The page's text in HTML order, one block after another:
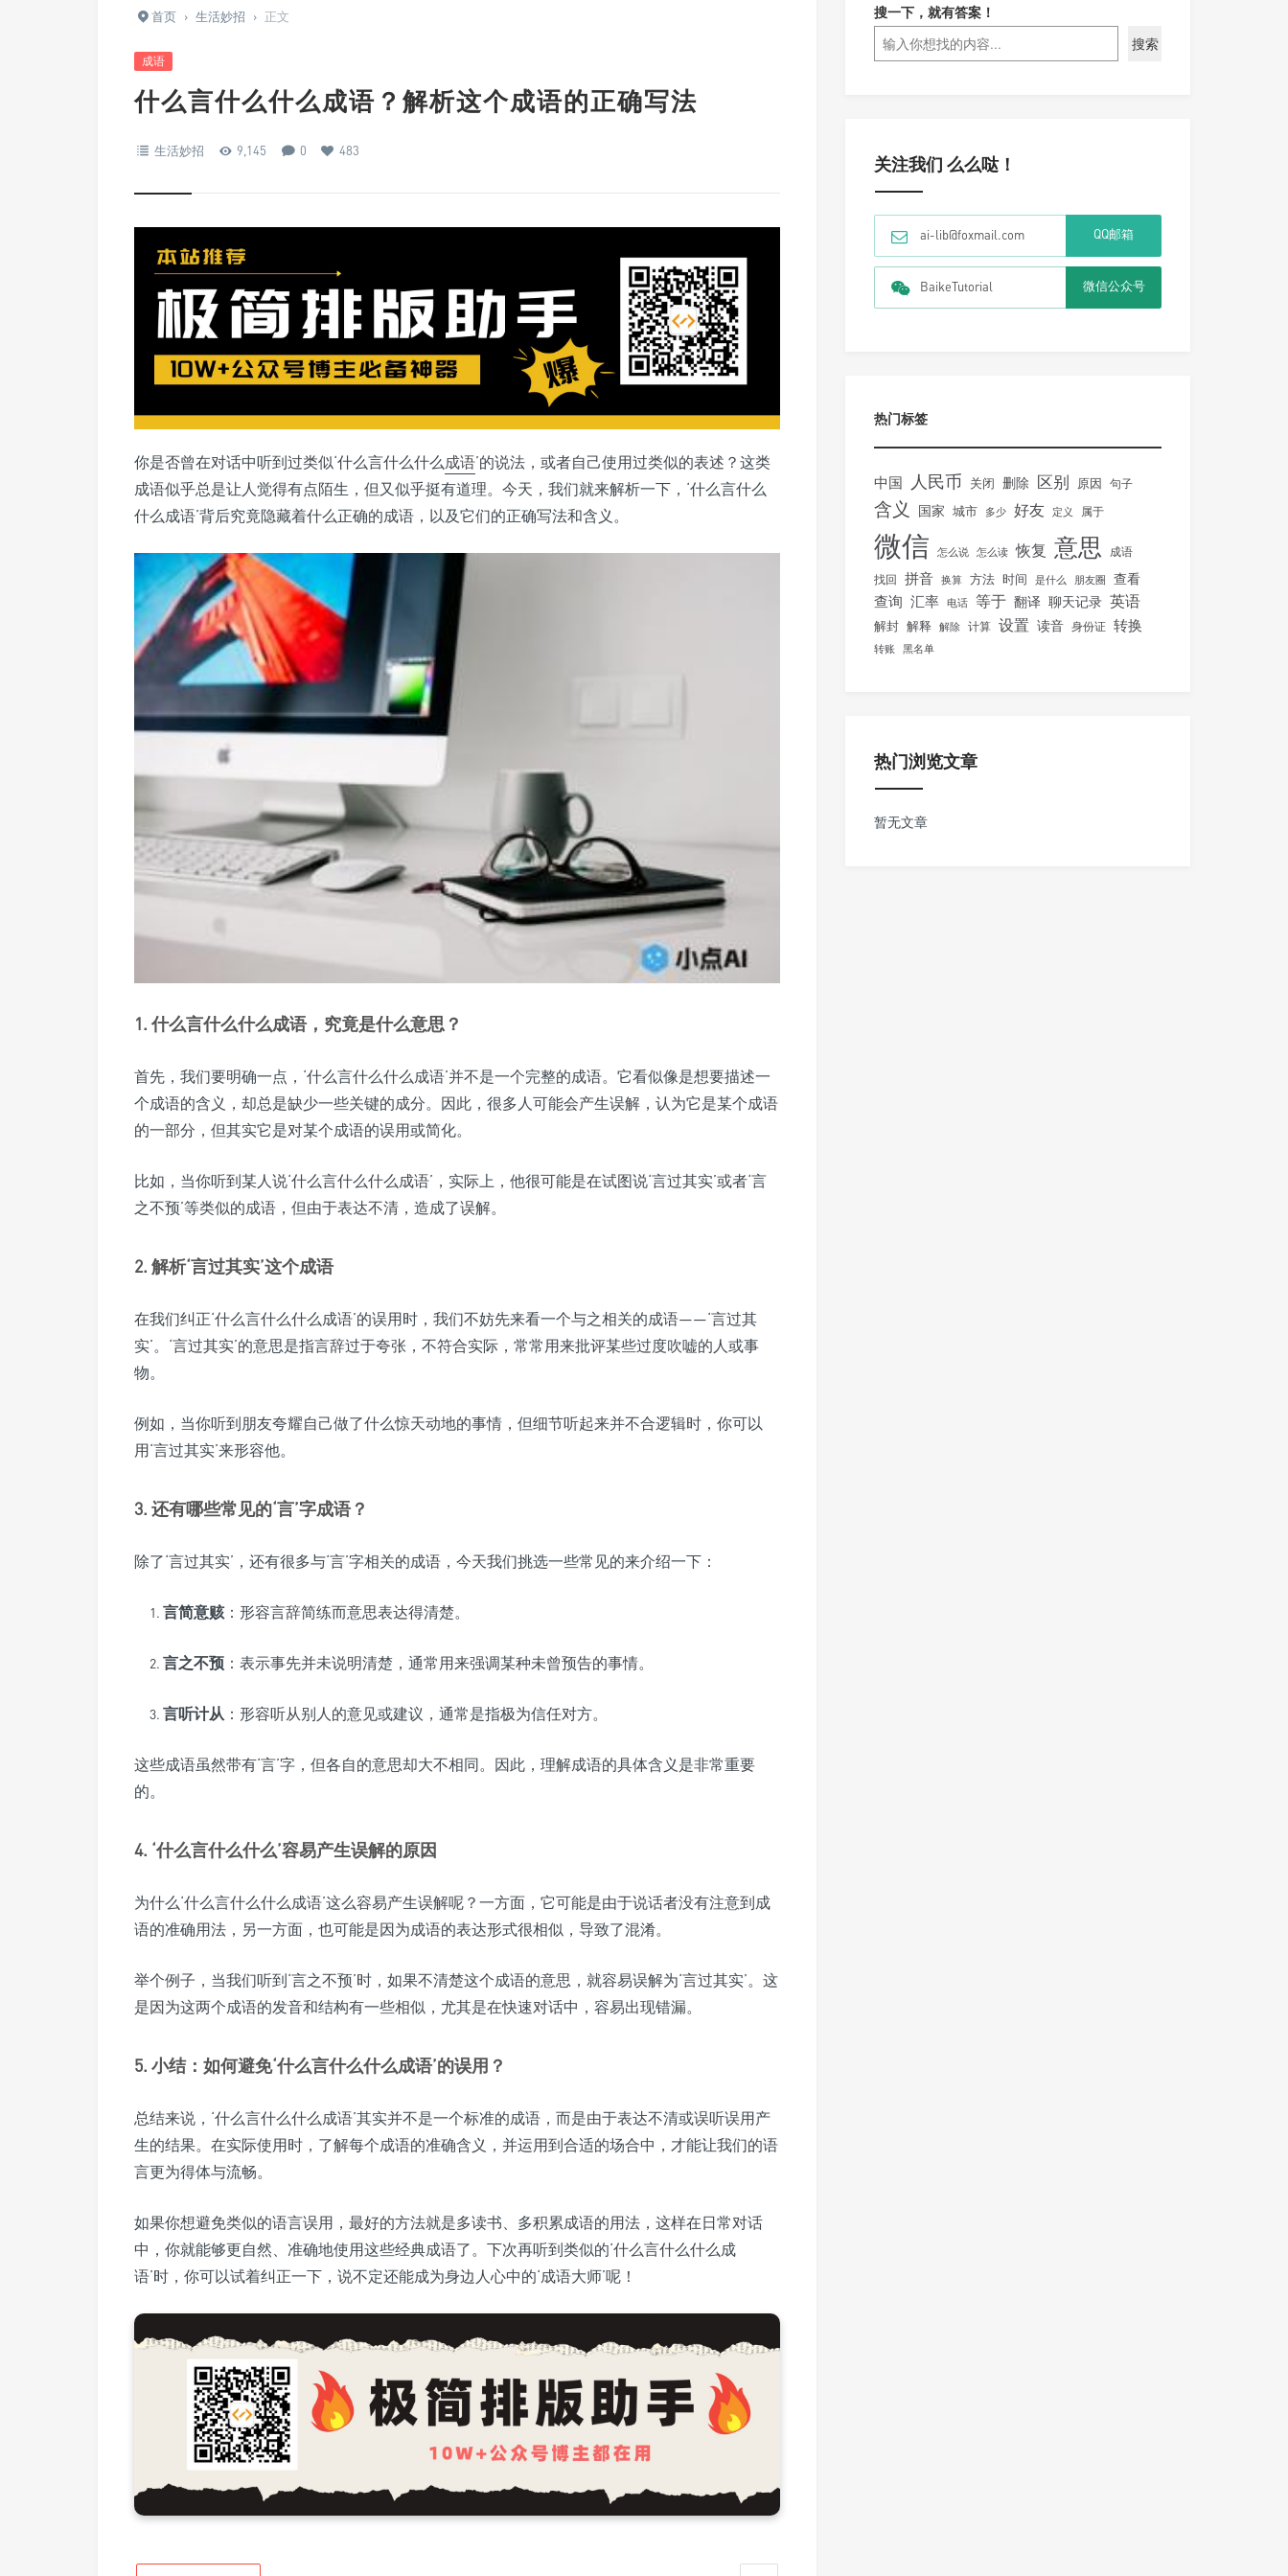
首页 › 生活妙招 › 正文
成语
什么言什么什么成语？解析这个成语的正确写法
生活妙招 9,145 0 483
你是否曾在对话中听到过类似‘什么言什么什么 成语’的说法，或者自己使用过类似的表述？这类
成语似乎总是让人觉得有点陌生，但又似乎挺有道理。今天，我们就来解析一下，‘什么言什么
什么成语’背后究竟隐藏着什么正确的成语，以及它们的正确写法和含义。
1. 什么言什么什么成语，究竟是什么意思？
首先，我们要明确一点，‘什么言什么什么成语’并不是一个完整的成语。它看似像是想要描述一
个成语的含义，却总是缺少一些关键的成分。因此，很多人可能会产生误解，认为它是某个成语
的一部分，但其实它是对某个成语的误用或简化。
比如，当你听到某人说‘什么言什么什么成语’，实际上，他很可能是在试图说‘言过其实’或者‘言
之不预’等类似的成语，但由于表达不清，造成了误解。
2. 解析‘言过其实’这个成语
在我们纠正‘什么言什么什么成语’的误用时，我们不妨先来看一个与之相关的成语——‘言过其
实’。‘言过其实’的意思是指言辞过于夸张，不符合实际，常常用来批评某些过度吹嘘的人或事
物。
例如，当你听到朋友夸耀自己做了什么惊天动地的事情，但细节听起来并不合逻辑时，你可以
用‘言过其实’来形容他。
3. 还有哪些常见的‘言’字成语？
除了‘言过其实’，还有很多与‘言’字相关的成语，今天我们挑选一些常见的来介绍一下：
言简意赅：形容言辞简练而意思表达得清楚。
言之不预 ：表示事先并未说明清楚，通常用来强调某种未曾预告的事情。
言听计从 ：形容听从别人的意见或建议，通常是指极为信任对方。
这些成语虽然带有‘言’字，但各自的意思却大不相同。因此，理解成语的具体含义是非常重要
的。
4. ‘什么言什么什么’容易产生误解的原因
为什么‘什么言什么什么成语’这么容易产生误解呢？一方面，它可能是由于说话者没有注意到成
语的准确用法，另一方面，也可能是因为成语的表达形式很相似，导致了混淆。
举个例子，当我们听到‘言之不预’时，如果不清楚这个成语的意思，就容易误解为‘言过其实’。这
是因为这两个成语的发音和结构有一些相似，尤其是在快速对话中，容易出现错漏。
5. 小结：如何避免‘什么言什么什么成语’的误用？
总结来说，‘什么言什么什么成语’其实并不是一个标准的成语，而是由于表达不清或误听误用产
生的结果。在实际使用时，了解每个成语的准确含义，并运用到合适的场合中，才能让我们的语
言更为得体与流畅。
如果你想避免类似的语言误用，最好的方法就是多读书、多积累成语的用法，这样在日常对话
中，你就能够更自然、准确地使用这些经典成语了。下次再听到类似的‘什么言什么什么成
语’时，你可以试着纠正一下，说不定还能成为身边人心中的‘成语大师’呢！
搜一下，就有答案！
搜索
关注我们 么么哒！
ai-lib@foxmail.com QQ邮箱
BaikeTutorial 微信公众号
热门标签
中国 人民币 关闭 删除 区别 原因 句子
含义 国家 城市 多少 好友 定义 属于
微信 怎么说 怎么读 恢复 意思 成语
找回 拼音 换算 方法 时间 是什么 朋友圈 查看
查询 汇率 电话 等于 翻译 聊天记录 英语
解封 解释 解除 计算 设置 读音 身份证 转换
转账 黑名单
热门浏览文章
暂无文章